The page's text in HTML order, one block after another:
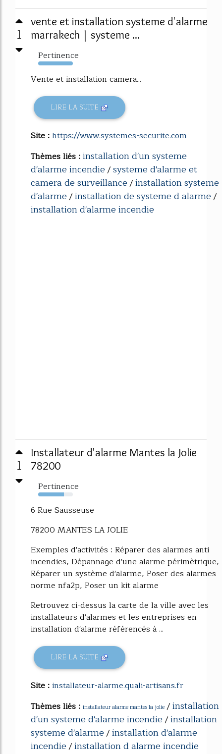
1
vente et installation systeme d'alarme
marrakech | systeme ...
Pertinence
104%
Vente et installation camera...
LIRE LA SUITE
Site :https://www.systemes-securite.com
Thèmes liés :installation d'un systeme
d'alarme incendie/systeme d'alarme et
camera de surveillance/installation systeme
d'alarme/installation de systeme d alarme/
installation d'alarme incendie
1
Installateur d'alarme Mantes la Jolie
78200
Pertinence
74%
6 Rue Sausseuse
78200 MANTES LA JOLIE
Exemples d'activités : Réparer des alarmes anti
incendies, Dépannage d'une alarme périmètrique,
Réparer un système d'alarme, Poser des alarmes
norme nfa2p, Poser un kit alarme
Retrouvez ci-dessus la carte de la ville avec les
installateurs d'alarmes et les entreprises en
installation d'alarme référencés à ...
LIRE LA SUITE
Site :installateur-alarme.quali-artisans.fr
Thèmes liés : installateur alarme mantes la jolie /installation
d'un systeme d'alarme incendie/installation
systeme d'alarme/installation d'alarme
incendie/installation d alarme incendie